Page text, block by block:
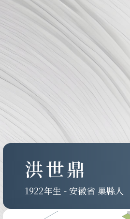
洪世鼎
1922 - 安徽省 巢縣人